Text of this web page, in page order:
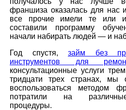
франшиза оказалась для нас
все прочие имели те или
составили программу
начали набирать людей — и
Год спустя, займ без
инструментов для
консультационные услуги
тридцати трех странах, мы
воспользоваться методом
потратили на
процедуры.